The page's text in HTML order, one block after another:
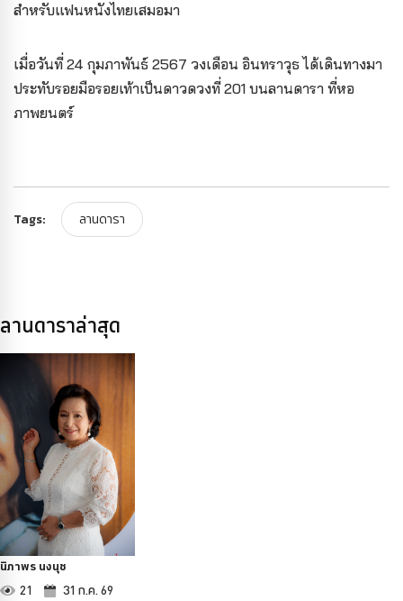
สำหรับแฟนหนังไทยเสมอมา
เมื่อวันที่ 24 กุมภาพันธ์ 2567 วงเดือน อินทราวุธ ได้เดินทางมา
ประทับรอยมือรอยเท้าเป็นดาวดวงที่ 201 บนลานดารา ที่หอ
ภาพยนตร์
Tags: ลานดารา
ลานดาราล่าสุด
นิภาพร นงนุช
21 31 ก.ค. 69